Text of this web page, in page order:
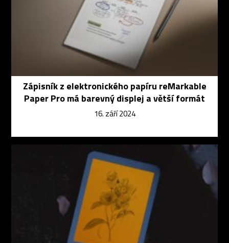
Zápisník z elektronického papíru reMarkable
Paper Pro má barevný displej a větší formát
16. září 2024